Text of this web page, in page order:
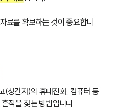
료를 확보하는 것이 중요합니
(상간자)의 휴대전화, 컴퓨터 등
적을 찾는 방법입니다.